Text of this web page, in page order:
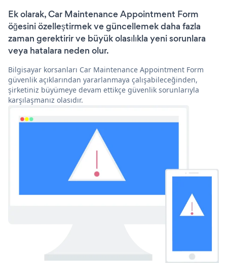
Ek olarak, Car Maintenance Appointment Form
öğesini özelleştirmek ve güncellemek daha fazla
zaman gerektirir ve büyük olasılıkla yeni sorunlara
veya hatalara neden olur.
Bilgisayar korsanları Car Maintenance Appointment Form
güvenlik açıklarından yararlanmaya çalışabileceğinden,
şirketiniz büyümeye devam ettikçe güvenlik sorunlarıyla
karşılaşmanız olasıdır.